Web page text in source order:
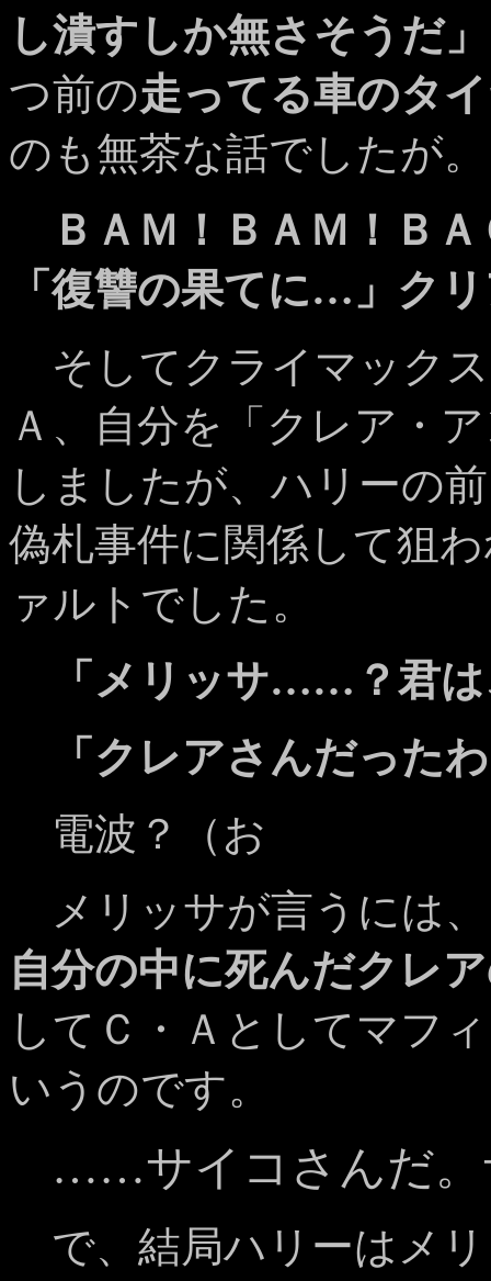
し潰すしか無さそうだ」
つ前の走ってる車のタ
のも無茶な話でしたが。
ＢＡＭ！ＢＡＭ！Ｂ
「復讐の果てに…」ク
そしてクライマック
Ａ、自分を「クレア・
しましたが、ハリーの
偽札事件に関係して狙
ァルトでした。
「メリッサ……？君
「クレアさんだった
電波？（お
メリッサが言うには
自分の中に死んだクレ
してＣ・Ａとしてマフ
いうのです。
……サイコさんだ。
で、結局ハリーはメ